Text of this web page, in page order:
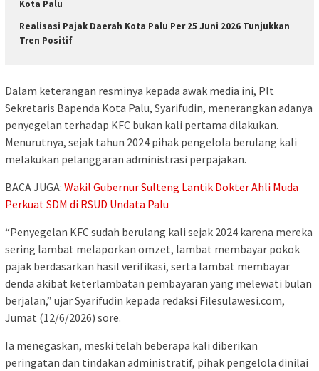
Kota Palu
Realisasi Pajak Daerah Kota Palu Per 25 Juni 2026 Tunjukkan
Tren Positif
Dalam keterangan resminya kepada awak media ini, Plt
Sekretaris Bapenda Kota Palu, Syarifudin, menerangkan adanya
penyegelan terhadap KFC bukan kali pertama dilakukan.
Menurutnya, sejak tahun 2024 pihak pengelola berulang kali
melakukan pelanggaran administrasi perpajakan.
BACA JUGA: Wakil Gubernur Sulteng Lantik Dokter Ahli Muda
Perkuat SDM di RSUD Undata Palu
“Penyegelan KFC sudah berulang kali sejak 2024 karena mereka
sering lambat melaporkan omzet, lambat membayar pokok
pajak berdasarkan hasil verifikasi, serta lambat membayar
denda akibat keterlambatan pembayaran yang melewati bulan
berjalan,” ujar Syarifudin kepada redaksi Filesulawesi.com,
Jumat (12/6/2026) sore.
Ia menegaskan, meski telah beberapa kali diberikan
peringatan dan tindakan administratif, pihak pengelola dinilai